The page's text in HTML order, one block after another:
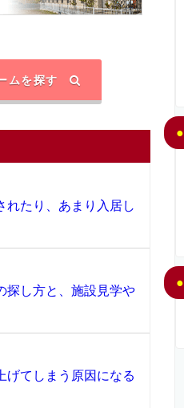
ムを探す
れたり、あまり入居し
探し方と、施設見学や
げてしまう原因になる